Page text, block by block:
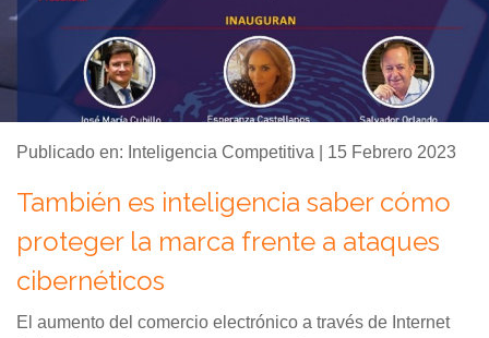
Publicado en: Inteligencia Competitiva | 15 Febrero 2023
También es inteligencia saber cómo
proteger la marca frente a ataques
cibernéticos
El aumento del comercio electrónico a través de Internet